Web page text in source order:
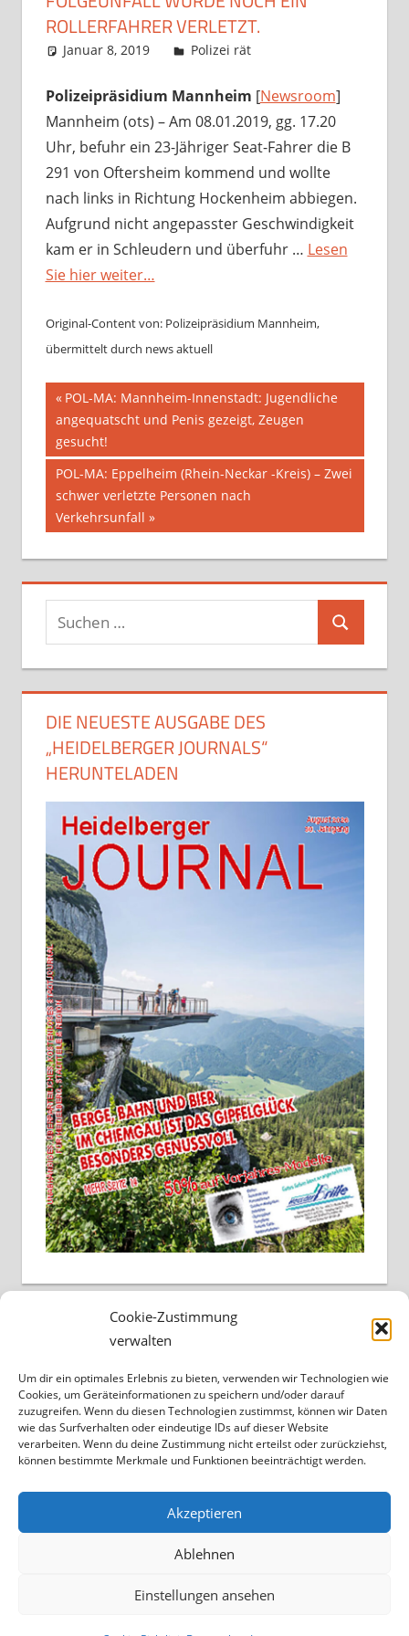
Cookie-Zustimmung
verwalten
Um dir ein optimales Erlebnis zu bieten, verwenden wir Technologien wie
Cookies, um Geräteinformationen zu speichern und/oder darauf
zuzugreifen. Wenn du diesen Technologien zustimmst, können wir Daten
wie das Surfverhalten oder eindeutige IDs auf dieser Website
verarbeiten. Wenn du deine Zustimmung nicht erteilst oder zurückziehst,
können bestimmte Merkmale und Funktionen beeinträchtigt werden.
Akzeptieren
Ablehnen
Einstellungen ansehen
ROLLERFAHRER VERLETZT.
Januar 8, 2019 Richard Uhl
Polizei rät
Polizeipräsidium Mannheim [Newsroom]
Mannheim (ots) – Am 08.01.2019, gg. 17.20
Uhr, befuhr ein 23-Jähriger Seat-Fahrer die B
291 von Oftersheim kommend und wollte
nach links in Richtung Hockenheim abbiegen.
Aufgrund nicht angepasster Geschwindigkeit
kam er in Schleudern und überfuhr … Lesen
Sie hier weiter…
Original-Content von: Polizeipräsidium Mannheim,
übermittelt durch news aktuell
Beitragsnavigation
Vorheriger
Beitrag:
POL-MA: Mannheim-Innenstadt: Jugendliche
angequatscht und Penis gezeigt, Zeugen
gesucht!
Nächster
Beitrag:
POL-MA: Eppelheim (Rhein-Neckar -Kreis) – Zwei
schwer verletzte Personen nach
Verkehrsunfall
Suchen
nach:
Suchen
DIE NEUESTE AUSGABE DES
„HEIDELBERGER JOURNALS“
HERUNTELADEN